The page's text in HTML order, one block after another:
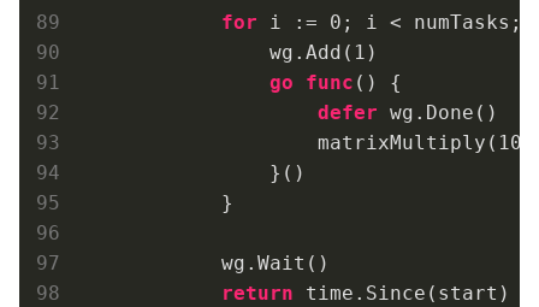
for i := 0 ; i < numTasks;
                wg.Add(
1 )
go
func ()
{
defer wg.Done()
                    matrixMultiply(
100
                }()
            }
            wg.Wait()
return time.Since(start)